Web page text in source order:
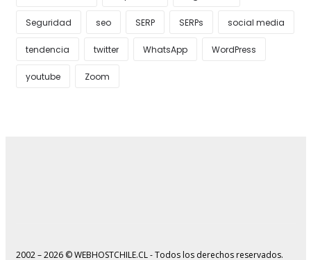
Seguridad seo SERP SERPs social media
tendencia twitter WhatsApp WordPress
youtube Zoom
2002 – 2026 © WEBHOSTCHILE.CL - Todos los derechos reservados.